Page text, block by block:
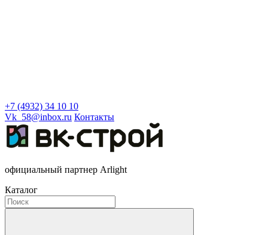
+7 (4932) 34 10 10
Vk_58@inbox.ru Контакты
официальный партнер Arlight
Каталог